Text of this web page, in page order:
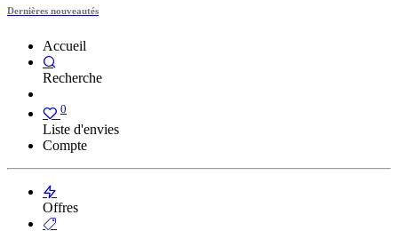
Dernières nouveautés
Accueil
Recherche
0
Liste d'envies
Compte
Offres